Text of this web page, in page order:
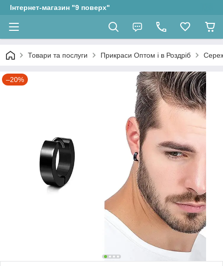
Інтернет-магазин "9 поверх"
Товари та послуги Прикраси Оптом і в Роздріб
–20%